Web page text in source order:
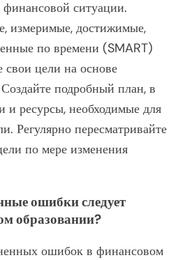
ситуации.
измеримые, достижимые,
по времени (SMART)
цели на основе
подробный план, в
и ресурсы, необходимые для
Регулярно пересматривайте
по мере изменения
ошибки следует
образовании?
ошибок в финансовом